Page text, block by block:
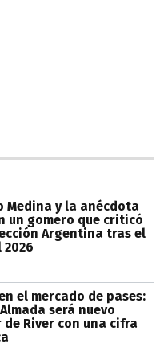
Medina y la anécdota
un gomero que criticó
Argentina tras el
2026
el mercado de pases:
será nuevo
River con una cifra